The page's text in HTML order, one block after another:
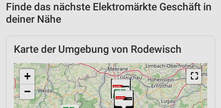
Finde das nächste Elektromärkte Geschäft in
deiner Nähe
Karte der Umgebung von Rodewisch
⛶
+
−